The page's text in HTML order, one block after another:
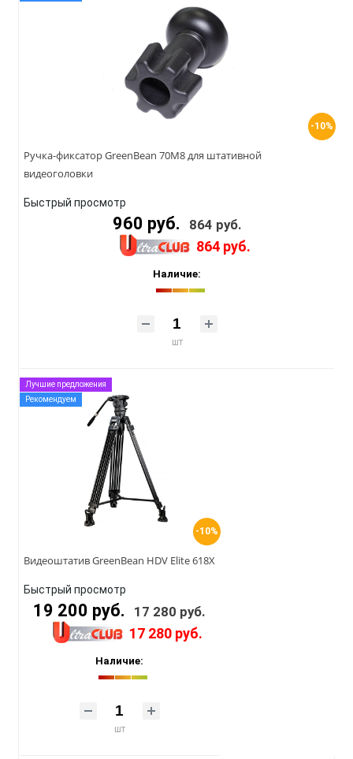
-10%
Ручка-фиксатор GreenBean 70M8 для штативной
видеоголовки
Быстрый просмотр
960 руб. 864 руб.
864 руб.
Наличие:
шт
-10%
Лучшие предложения
Рекомендуем
Видеоштатив GreenBean HDV Elite 618X
Быстрый просмотр
19 200 руб. 17 280 руб.
17 280 руб.
Наличие:
шт